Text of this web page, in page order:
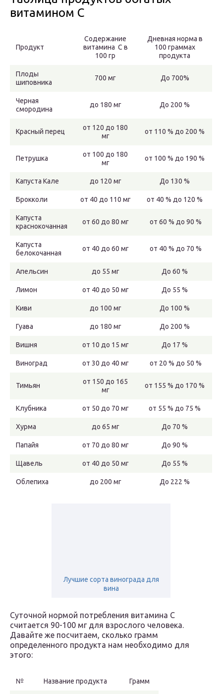
витамином С
Продукт
Содержание
витамина С в
100 гр
Дневная норма в
100 граммах
продукта
Плоды
шиповника
700 мг До 700%
Черная
смородина
до 180 мг До 200 %
Красный перец
от 120 до 180
мг
от 110 % до 200 %
Петрушка
от 100 до 180
мг
от 100 % до 190 %
Капуста Кале до 120 мг До 130 %
Брокколи от 40 до 110 мг от 40 % до 120 %
Капуста
краснокочанная
от 60 до 80 мг от 60 % до 90 %
Капуста
белокочанная
от 40 до 60 мг от 40 % до 70 %
Апельсин до 55 мг До 60 %
Лимон от 40 до 50 мг До 55 %
Киви до 100 мг До 100 %
Гуава до 180 мг До 200 %
Вишня от 10 до 15 мг До 17 %
Виноград от 30 до 40 мг от 20 % до 50 %
Тимьян
от 150 до 165
мг
от 155 % до 170 %
Клубника от 50 до 70 мг от 55 % до 75 %
Хурма до 65 мг До 70 %
Папайя от 70 до 80 мг До 90 %
Щавель от 40 до 50 мг До 55 %
Облепиха до 200 мг До 222 %
Лучшие сорта винограда для
вина
Суточной нормой потребления витамина С
считается 90-100 мг для взрослого человека.
Давайте же посчитаем, сколько грамм
определенного продукта нам необходимо для
этого:
№ Название продукта Грамм